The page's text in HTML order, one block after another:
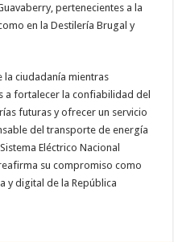
pertenecientes a la
en la Destilería Brugal y
la ciudadanía mientras
a fortalecer la confiabilidad del
futuras y ofrecer un servicio
del transporte de energía
Eléctrico Nacional
su compromiso como
y digital de la República